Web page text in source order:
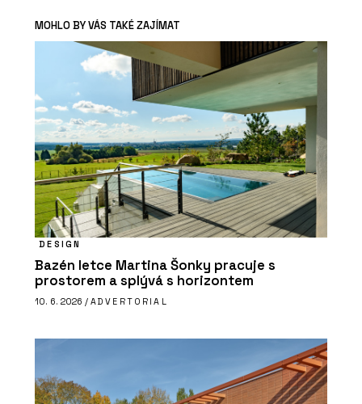
MOHLO BY VÁS TAKÉ ZAJÍMAT
DESIGN
Bazén letce Martina Šonky pracuje s
prostorem a splývá s horizontem
10. 6. 2026 / ADVERTORIAL